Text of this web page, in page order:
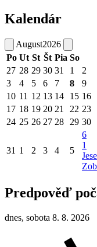
Kalendár
August2026
Po Ut St Št Pia So
27 28 29 30 31 1
2
3
4 5 6 7 8
9
10 11 12 13 14 15 16
17 18 19 20 21 22 23
24 25 26 27 28 29 30
31 1 2 3 4 5
6
1
Predpověď
dnes, sobota 8. 8. 2026